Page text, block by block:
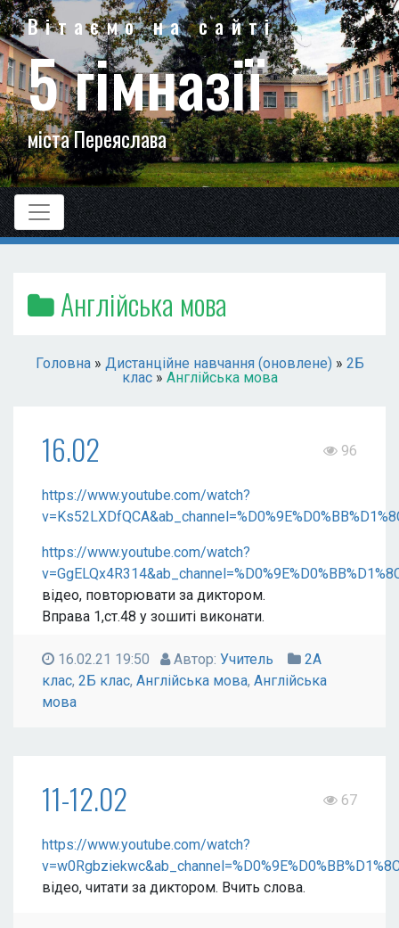
Вітаємо на сайті
5 гімназії
міста Переяслава
Англійська мова
Головна» Дистанційне навчання (оновлене) » 2Б
клас» Англійська мова
16.02 96
https://www.youtube.com/watch?
https://www.youtube.com/watch?
відео, повторювати за диктором.
Вправа 1,ст.48 у зошиті виконати.
16.02.21 19:50 Автор: Учитель
2А
клас, 2Б клас, Англійська мова, Англійська
мова
11-12.02 67
https://www.youtube.com/watch?
відео, читати за диктором. Вчить слова.